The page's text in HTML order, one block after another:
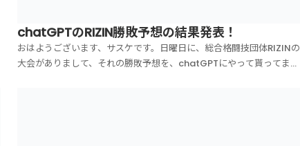
chatGPTのRIZIN勝敗予想の結果発表！
おはようございます、サスケです。日曜日に、総合格闘技団体RIZINの
大会がありまして、それの勝敗予想を、chatGPTにやって貰ってまし